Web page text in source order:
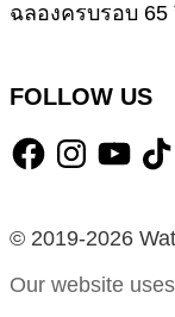
ฉลองครบรอบ 65
FOLLOW US
FacebookInstagramYouTube
© 2019-2026
Our website